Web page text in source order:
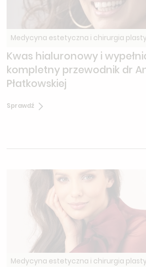
Medycyna estetyczna i chirurgia
Kwas hialuronowy i
kompletny przewodnik dr
Płatkowskiej
Sprawdź
Medycyna estetyczna i chirurgia